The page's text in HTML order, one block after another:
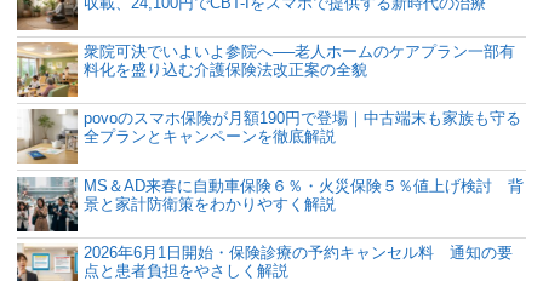
衆院可決でいよいよ参院へ──老人ホームのケアプラン一部有
料化を盛り込む介護保険法改正案の全貌
povoのスマホ保険が月額190円で登場｜中古端末も家族も守る
全プランとキャンペーンを徹底解説
MS＆AD来春に自動車保険６％・火災保険５％値上げ検討 背
景と家計防衛策をわかりやすく解説
2026年6月1日開始・保険診療の予約キャンセル料 通知の要
点と患者負担をやさしく解説